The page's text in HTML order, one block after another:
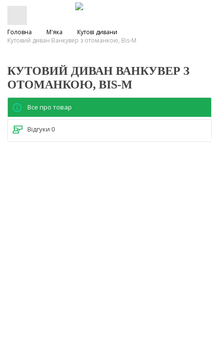
Головна М'яка
Кутові дивани
Кутовий диван Ванкувер з отоманкою, Bis-M
КУТОВИЙ ДИВАН ВАНКУВЕР З
ОТОМАНКОЮ, BIS-M
Все про товар
Відгуки 0